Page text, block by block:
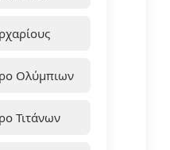
Ολύμπιων
Τιτάνων